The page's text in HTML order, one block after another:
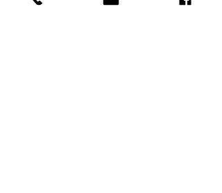
★★★★★ 1 MONTH AGO